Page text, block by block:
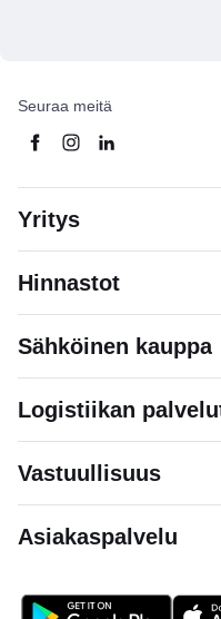
Seuraa meitä
Yritys
Hinnastot
Sähköinen kauppa
Logistiikan
Vastuullisuus
Asiakaspalvelu